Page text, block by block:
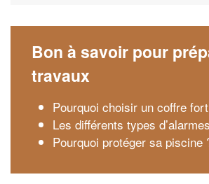
Bon à savoir pour
travaux
Pourquoi choisir un coffre
Les différents types d’alarmes
Pourquoi protéger sa piscine